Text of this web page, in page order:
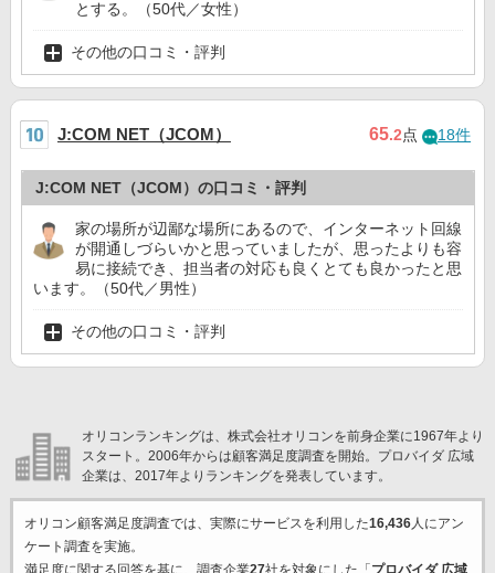
とする。（50代／女性）
その他の口コミ・評判
J:COM NET（JCOM） 65.2点 18件
J:COM NET（JCOM）の口コミ・評判
家の場所が辺鄙な場所にあるので、インターネット回線
が開通しづらいかと思っていましたが、思ったよりも容
易に接続でき、担当者の対応も良くとても良かったと思
います。（50代／男性）
その他の口コミ・評判
オリコンランキングは、株式会社オリコンを前身企業に1967年より
スタート。2006年からは顧客満足度調査を開始。プロバイダ 広域
企業は、2017年よりランキングを発表しています。
オリコン顧客満足度調査では、実際にサービスを利用した16,436人にアン
ケート調査を実施。